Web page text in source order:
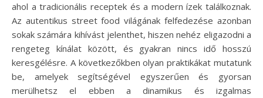
ahol a tradicionális receptek és a modern ízek találkoznak.
Az autentikus street food világának felfedezése azonban
sokak számára kihívást jelenthet, hiszen nehéz eligazodni a
rengeteg kínálat között, és gyakran nincs idő hosszú
keresgélésre. A következőkben olyan praktikákat mutatunk
be, amelyek segítségével egyszerűen és gyorsan
merülhetsz el ebben a dinamikus és izgalmas